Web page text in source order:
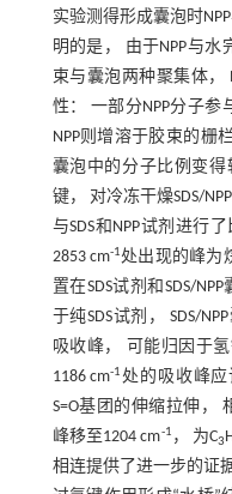
实验测得形成囊泡时
明的是， 由于NPP与
束与囊泡两种聚集体，
性： 一部分NPP分子
NPP则增溶于胶束的栅
囊泡中的分子比例变
键， 对冷冻干燥SDS/
与SDS和NPP试剂进行
2853 cm-1处出现的峰为
置在SDS试剂和SDS/
于纯SDS试剂， SDS/
吸收峰， 可能归因于
1186 cm-1处的吸收峰应
S=O基团的伸缩拉伸，
峰移至1204 cm-1 ， 为C3
相连提供了进一步的证